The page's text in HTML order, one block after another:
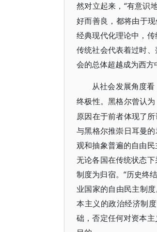
然对立起来， “有意识
好而善良，都将由于
经典现代化理论中，
传统社会代表着过时
会的总体超越成为西方
从社会发展角度
终极性。黑格尔曾认为
原因在于前者体现了
与黑格尔推崇日耳曼
观和抽象普遍的自由
无论各国在传统状态
制度为归宿。“历史终
业国家的自由民主制
本主义的政治经济制
础，否定任何对资本